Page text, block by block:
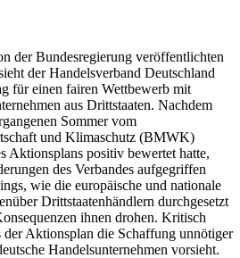
der Bundesregierung veröffentlichten
der Handelsverband Deutschland
für einen fairen Wettbewerb mit
aus Drittstaaten. Nachdem
Sommer vom
und Klimaschutz (BMWK)
Aktionsplans positiv bewertet hatte,
des Verbandes aufgegriffen
wie die europäische und nationale
Drittstaatenhändlern durchgesetzt
ihnen drohen. Kritisch
der Aktionsplan die Schaffung unnötiger
Handelsunternehmen vorsieht.